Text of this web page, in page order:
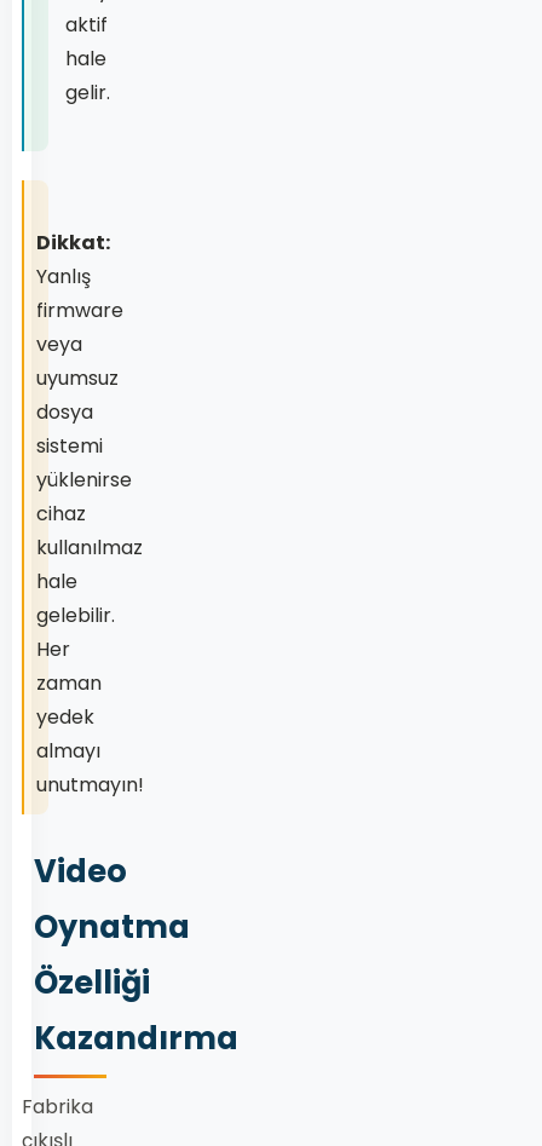
aktif
hale
gelir.
Dikkat:
Yanlış
firmware
veya
uyumsuz
dosya
sistemi
yüklenirse
cihaz
kullanılmaz
hale
gelebilir.
Her
zaman
yedek
almayı
unutmayın!
Video
Oynatma
Özelliği
Kazandırma
Fabrika